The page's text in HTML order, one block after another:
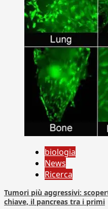
biologia
News
Ricerca
Tumori più aggressivi:
chiave, il pancreas tra i primi